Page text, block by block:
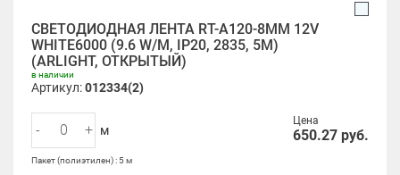
СВЕТОДИОДНАЯ ЛЕНТА RT-A120-8MM 12V
WHITE6000 (9.6 W/M, IP20, 2835, 5M)
(ARLIGHT, ОТКРЫТЫЙ)
в наличии
Артикул:012334(2)
Цена
650.27 руб.
- + м
Пакет (полиэтилен) : 5 м